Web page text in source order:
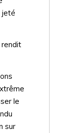
jeté
rendit
le
sur